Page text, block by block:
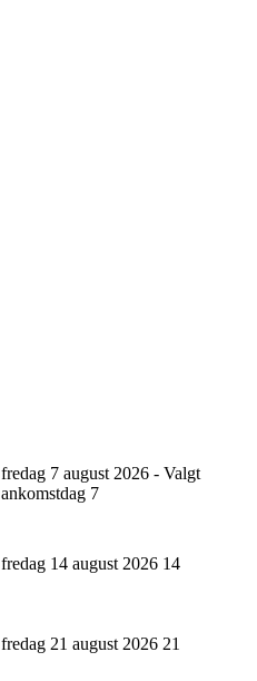
fredag 7 august 2026 - Valgt
ankomstdag 7
fredag 14 august 2026 14
fredag 21 august 2026 21